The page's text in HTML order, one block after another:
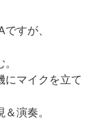
すが、
にマイクを立て
演奏。